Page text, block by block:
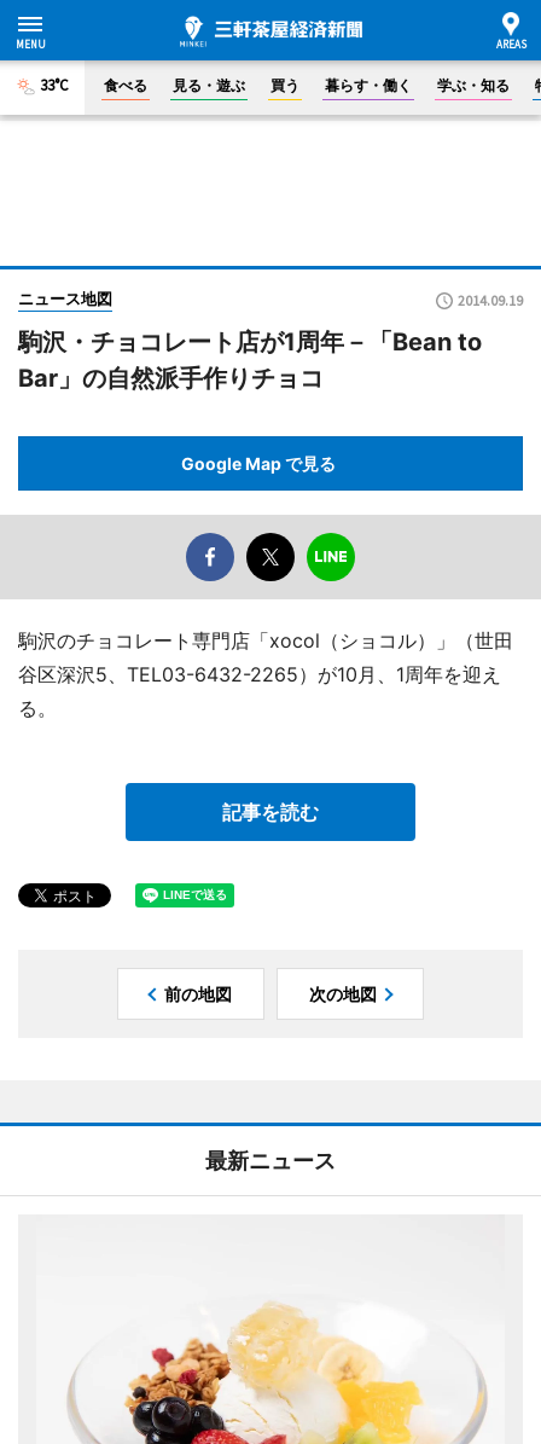
33°C 食べる 見る・遊ぶ 買う 暮らす・働く 学ぶ・知る
ニュース地図 2014.09.19
駒沢・チョコレート店が1周年－「Bean to
Bar」の自然派手作りチョコ
Google Map で見る
駒沢のチョコレート専門店「xocol（ショコル）」（世田
谷区深沢5、TEL03-6432-2265）が10月、1周年を迎え
る。
記事を読む
前の地図 次の地図
最新ニュース